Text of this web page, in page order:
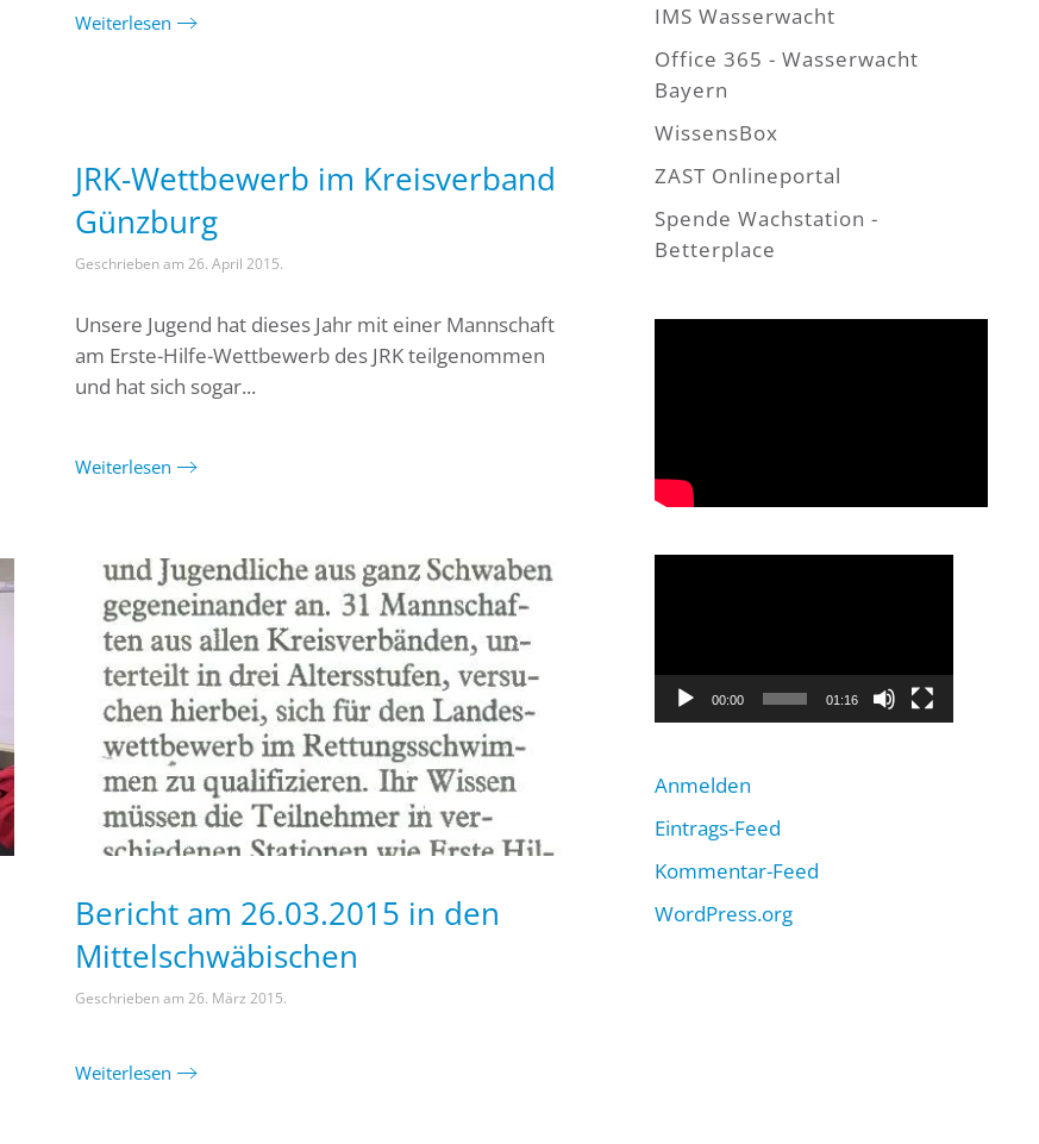
Weiterlesen
JRK-Wettbewerb im Kreisverband
Günzburg
Geschrieben am 26. April 2015.
Unsere Jugend hat dieses Jahr mit einer Mannschaft
am Erste-Hilfe-Wettbewerb des JRK teilgenommen
und hat sich sogar...
Weiterlesen
Bericht am 26.03.2015 in den
Mittelschwäbischen
Geschrieben am 26. März 2015.
Weiterlesen
IMS Wasserwacht
Office 365 - Wasserwacht
Bayern
WissensBox
ZAST Onlineportal
Spende Wachstation -
Betterplace
00:00 01:16
Anmelden
Eintrags-Feed
Kommentar-Feed
WordPress.org